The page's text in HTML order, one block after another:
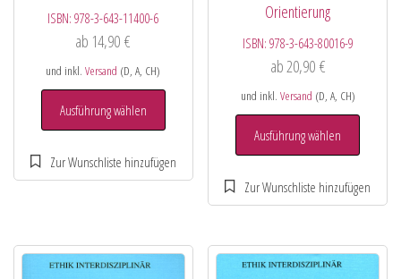
ISBN:978-3-643-11400-6
ab 14,90€
und inkl.Versand (D, A, CH)
Ausführung wählen
Orientierung
ISBN: 978-3-643-80016-9
ab20,90 €
und inkl. Versand (D, A, CH)
Ausführung wählen